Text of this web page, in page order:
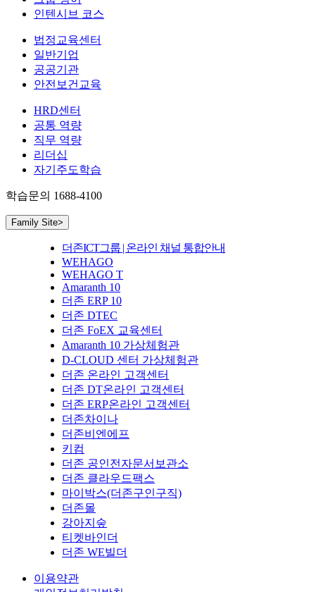
인텐시브 코스
법정교육센터
일반기업
공공기관
안전보건교육
HRD센터
공통 역량
직무 역량
리더십
자기주도학습
학습문의 1688-4100
Family Site>
더존ICT그룹 | 온라인 채널 통합안내
WEHAGO
WEHAGO T
Amaranth 10
더존 ERP 10
더존 DTEC
더존 FoEX 교육센터
Amaranth 10 가상체험관
D-CLOUD 센터 가상체험관
더존 온라인 고객센터
더존 DT온라인 고객센터
더존 ERP온라인 고객센터
더존차이나
더존비엔에프
키컴
더존 공인전자문서보관소
더존 클라우드팩스
마이박스(더존구인구직)
더존몰
강아지숲
티켓바인더
더존 WE빌더
이용약관